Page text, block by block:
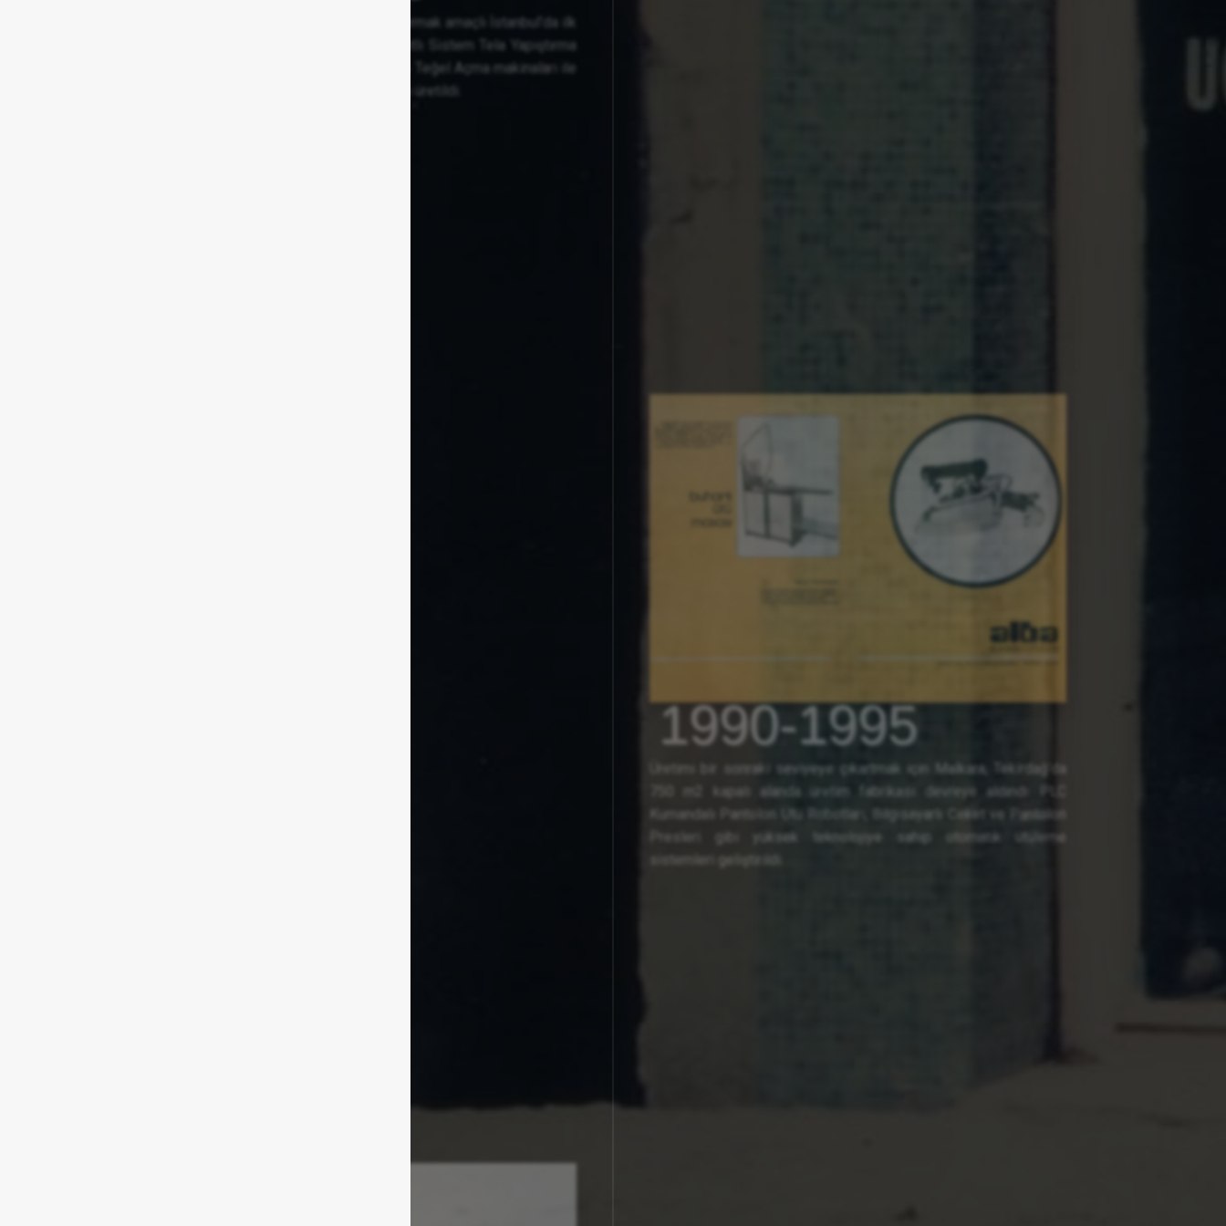
Üretim kapasitesini ve teknolojisini arttırmak amaçlı İstanbul’da ilk
fabrika faaliyete başladı. Rulolu ve Bantlı Sistem Tela Yapıştırma
Presleri, Triko Ütü Konveyörleri ve Triko Teğel Açma makinaları ile
birlikte Türkiye’nin ilk Buhar jeneratörünü üretildi.
1990-1995
Üretimi bir sonraki seviyeye çıkartmak için Malkara, Tekirdağ’da
750 m2 kapalı alanda üretim fabrikası devreye aldındı. PLC
Kumandalı Pantolon Ütü Robotları, Bilgisayarlı Ceket ve Pantolon
Presleri gibi yüksek teknolojiye sahip otomatik ütüleme
sistemleri geliştirildi.